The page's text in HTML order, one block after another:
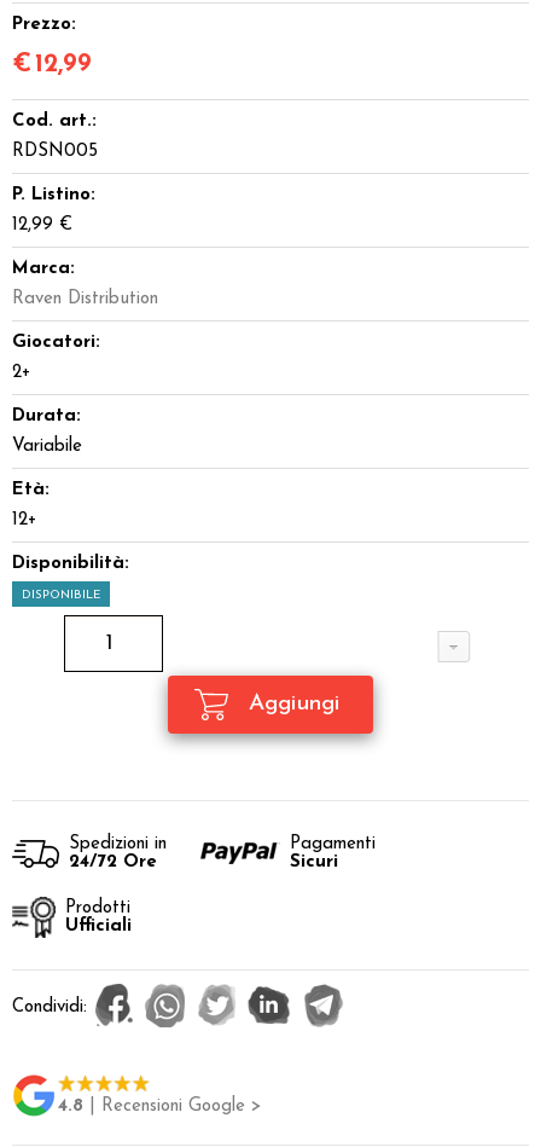
Prezzo:
€ 12,99
Cod. art.:
RDSN005
P. Listino:
12,99 €
Marca:
Raven Distribution
Giocatori:
2+
Durata:
Variabile
Età:
12+
Disponibilità:
DISPONIBILE
Spedizioni in
24/72 Ore
Pagamenti
Sicuri
Prodotti
Ufficiali
Condividi:
4.8 | Recensioni Google >